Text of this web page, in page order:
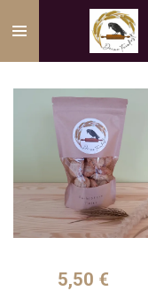
Hauptinhalt
springen
5,50 €